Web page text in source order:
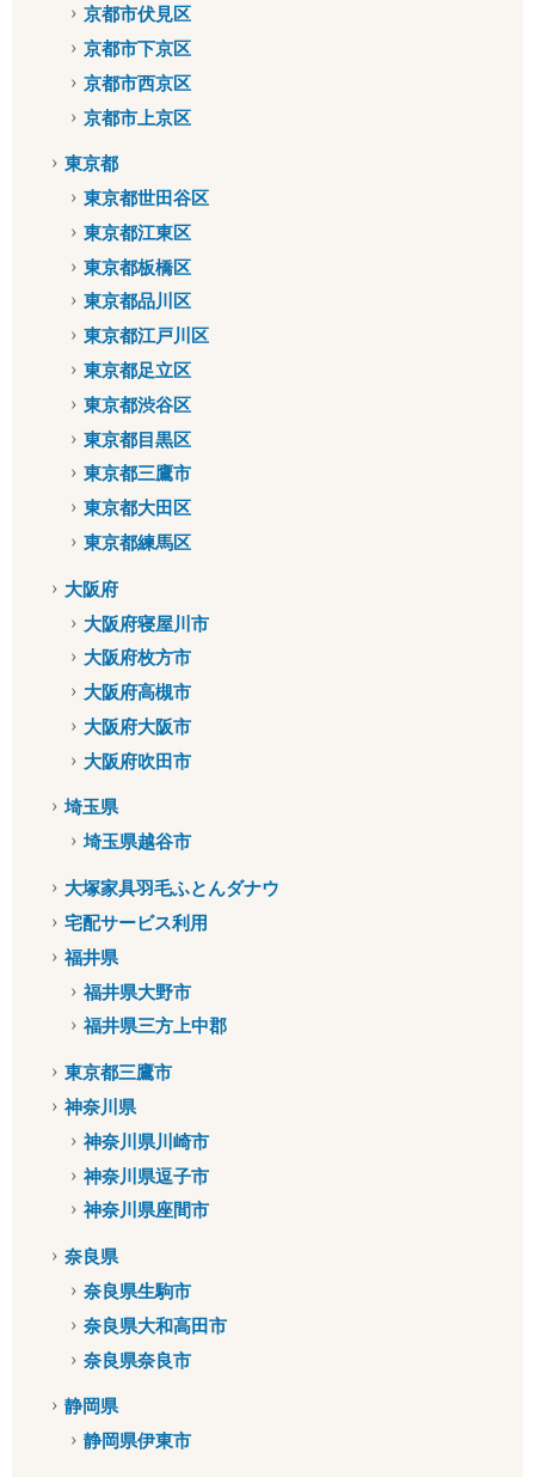
京都市伏見区
京都市下京区
京都市西京区
京都市上京区
東京都
東京都世田谷区
東京都江東区
東京都板橋区
東京都品川区
東京都江戸川区
東京都足立区
東京都渋谷区
東京都目黒区
東京都三鷹市
東京都大田区
東京都練馬区
大阪府
大阪府寝屋川市
大阪府枚方市
大阪府高槻市
大阪府大阪市
大阪府吹田市
埼玉県
埼玉県越谷市
大塚家具羽毛ふとんダナウ
宅配サービス利用
福井県
福井県大野市
福井県三方上中郡
東京都三鷹市
神奈川県
神奈川県川崎市
神奈川県逗子市
神奈川県座間市
奈良県
奈良県生駒市
奈良県大和高田市
奈良県奈良市
静岡県
静岡県伊東市